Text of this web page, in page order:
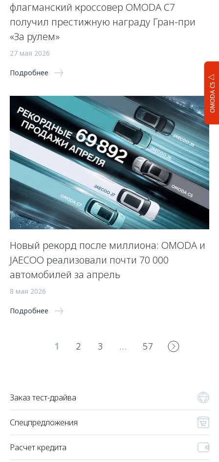
OMODA C5
флагманский кроссовер OMODA C7
получил престижную награду Гран-при
«За рулем»
27 мая 2026
Подробнее
Новый рекорд после миллиона: OMODA и
JAECOO реализовали почти 70 000
автомобилей за апрель
8 мая 2026
Подробнее
1 2 3 … 57
Заказ тест-драйва
Спецпредложения
Расчет кредита